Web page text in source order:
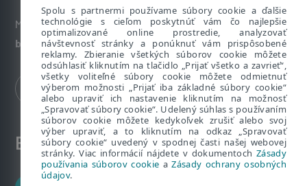
Máte nezodpovedané otázky? Napíšte nám:
bezpecnenanete@eset.sk
ESET zákaznícka zóna
Spolu s partnermi používame súbory cookie a ďalšie
technológie s cieľom poskytnúť vám čo najlepšie
optimalizované online prostredie, analyzovať
návštevnosť stránky a ponúknuť vám prispôsobené
reklamy. Zbieranie všetkých súborov cookie môžete
odsúhlasiť kliknutím na tlačidlo „Prijať všetko a zavrieť“,
všetky voliteľné súbory cookie môžete odmietnuť
výberom možnosti „Prijať iba základné súbory cookie“
alebo upraviť ich nastavenie kliknutím na možnosť
„Spravovať súbory cookie“. Udelený súhlas s používaním
súborov cookie môžete kedykoľvek zrušiť alebo svoj
výber upraviť, a to kliknutím na odkaz „Spravovať
súbory cookie“ uvedený v spodnej časti našej webovej
stránky. Viac informácií nájdete v dokumentoch Zásady
používania súborov cookie aZásady ochrany osobných
údajov.